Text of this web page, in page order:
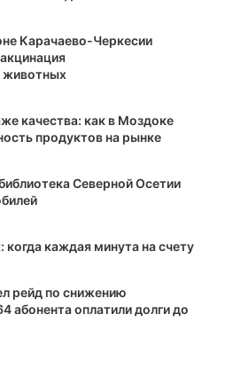
Карачаево-Черкесии
животных
качества: как в Моздоке
продуктов на рынке
Северной Осетии
каждая минута на счету
рейд по снижению
абонента оплатили долги до